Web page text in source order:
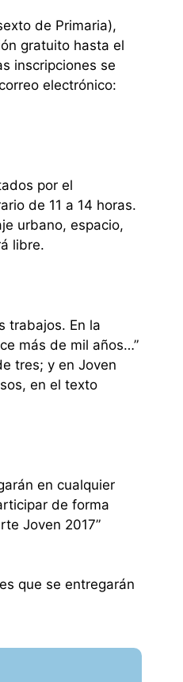
de Primaria),
gratuito hasta el
inscripciones se
electrónico:
por el
de 11 a 14 horas.
urbano, espacio,
libre.
trabajos. En la
más de mil años…”
tres; y en Joven
en el texto
en cualquier
de forma
Joven 2017”
que se entregarán